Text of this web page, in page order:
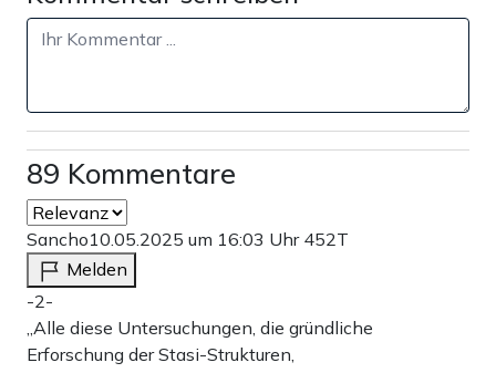
89 Kommentare
Sancho10.05.2025 um 16:03 Uhr 452T
Melden
-2-
„Alle diese Untersuchungen, die gründliche
Erforschung der Stasi-Strukturen,